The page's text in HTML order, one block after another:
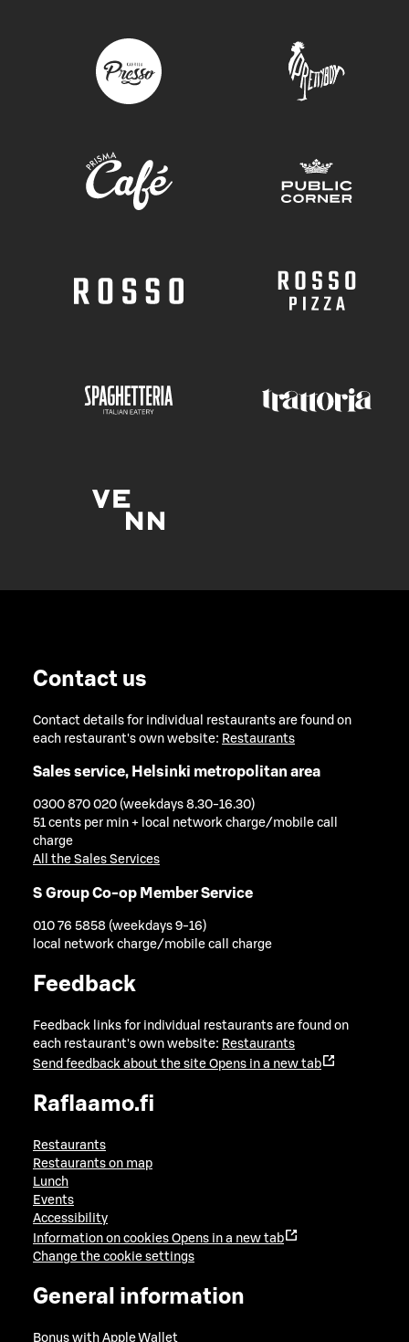
Contact us
Contact details for individual restaurants are found on
each restaurant's own website: Restaurants
Sales service, Helsinki metropolitan area
0300 870 020 (weekdays 8.30-16.30)
51 cents per min + local network charge/mobile call
charge
All the Sales Services
S Group Co-op Member Service
010 76 5858 (weekdays 9-16)
local network charge/mobile call charge
Feedback
Feedback links for individual restaurants are found on
each restaurant's own website: Restaurants
Send feedback about the site Opens in a new tab
Raflaamo.fi
Restaurants
Restaurants on map
Lunch
Events
Accessibility
Information on cookies Opens in a new tab
Change the cookie settings
General information
Bonus with Apple Wallet